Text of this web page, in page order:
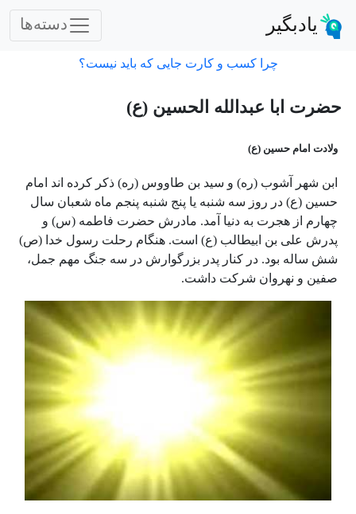
یادبگیر دسته‌ها
چرا کسب و کارت جایی که باید نیست؟
حضرت ابا عبدالله الحسین (ع)
ولادت امام حسین (ع)
ابن شهر آشوب (ره) و سید بن طاووس (ره) ذکر کرده اند امام
حسین (ع) در روز سه شنبه یا پنج شنبه پنجم ماه شعبان سال
چهارم از هجرت به دنیا آمد. مادرش حضرت فاطمه (س) و
پدرش علی بن ابیطالب (ع) است. هنگام رحلت رسول خدا (ص)
شش ساله بود. در کنار پدر بزرگوارش در سه جنگ مهم جمل،
صفین و نهروان شرکت داشت.